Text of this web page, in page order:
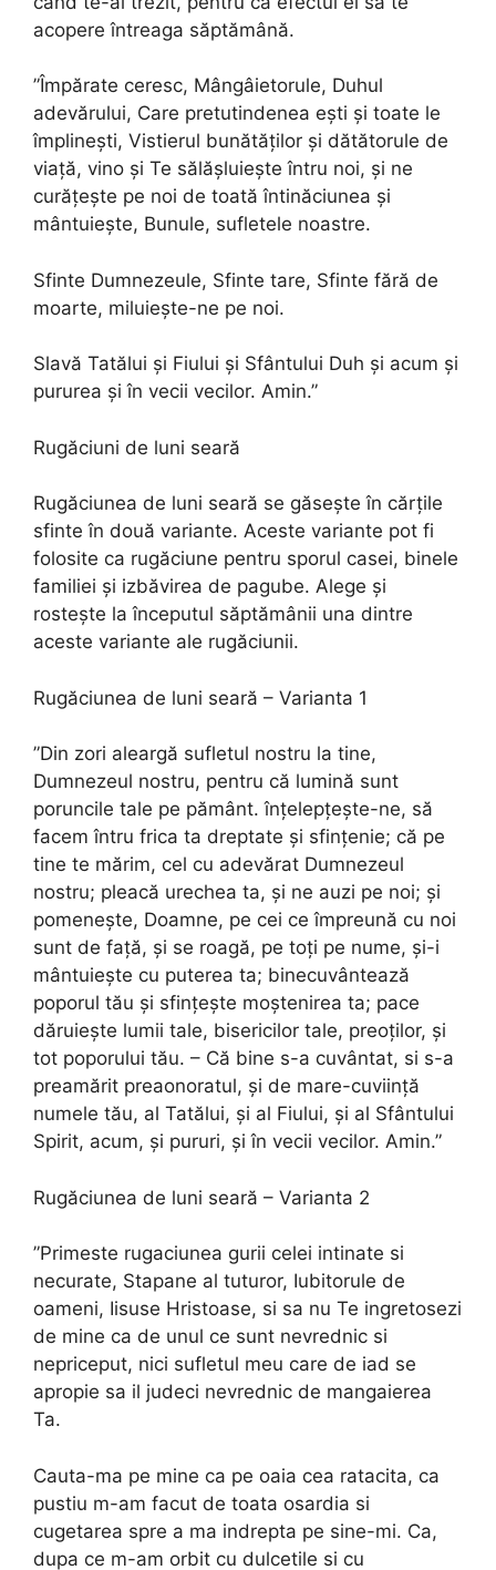
acopere întreaga săptămână.
”Împărate ceresc, Mângâieto­rule, Duhul
adevărului, Care pretutindenea ești și toate le
îm­plinești, Vistierul bunătăților și dătătorule de
viață, vino și Te sălășluiește întru noi, și ne
curățește pe noi de toată întinăciunea și
mântuiește, Bunule, sufletele noastre.
Sfinte Dumnezeule, Sfinte tare, Sfinte fără de
moarte, miluiește-ne pe noi.
Slavă Tatălui și Fiului și Sfântului Duh și acum și
pururea și în vecii vecilor. Amin.”
Rugăciuni de luni seară
Rugăciunea de luni seară se găsește în cărțile
sfinte în două variante. Aceste variante pot fi
folosite ca rugăciune pentru sporul casei, binele
familiei și izbăvirea de pagube. Alege și
rostește la începutul săptămânii una dintre
aceste variante ale rugăciunii.
Rugăciunea de luni seară – Varianta 1
”Din zori aleargă sufletul nostru la tine,
Dumnezeul nostru, pentru că lumină sunt
poruncile tale pe pământ. înţelepţeşte-ne, să
facem întru frica ta dreptate şi sfinţenie; că pe
tine te mărim, cel cu adevărat Dumne­zeul
nostru; pleacă urechea ta, şi ne auzi pe noi; şi
pomeneşte, Doamne, pe cei ce împreună cu noi
sunt de faţă, şi se roagă, pe toţi pe nume, şi-i
mântuieşte cu puterea ta; binecuvântează
poporul tău şi sfinţeşte moştenirea ta; pace
dăruieşte lumii tale, bi­sericilor tale, preoţilor, şi
tot poporului tău. – Că bine s-a cuvântat, si s-a
preamărit preaonoratul, şi de mare-cuviinţă
numele tău, al Tatălui, şi al Fiului, şi al Sfântului
Spirit, acum, şi pururi, şi în vecii vecilor. Amin.”
Rugăciunea de luni seară – Varianta 2
”Primeste rugaciunea gurii celei intinate si
necurate, Stapane al tuturor, Iubitorule de
oameni, Iisuse Hristoase, si sa nu Te ingretosezi
de mine ca de unul ce sunt nevrednic si
nepriceput, nici sufletul meu care de iad se
apropie sa il judeci nevrednic de mangaierea
Ta.
Cauta-ma pe mine ca pe oaia cea ratacita, ca
pustiu m-am facut de toata osardia si
cugetarea spre a ma indrepta pe sine-mi. Ca,
dupa ce m-am orbit cu dulcetile si cu